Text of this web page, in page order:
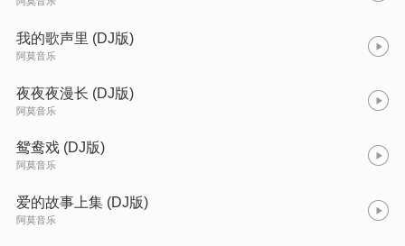
我的歌声里 (DJ版)
阿莫音乐
夜夜夜漫长 (DJ版)
阿莫音乐
鸳鸯戏 (DJ版)
阿莫音乐
爱的故事上集 (DJ版)
阿莫音乐